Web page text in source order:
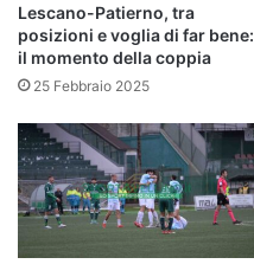
Lescano-Patierno, tra
posizioni e voglia di far bene:
il momento della coppia
25 Febbraio 2025